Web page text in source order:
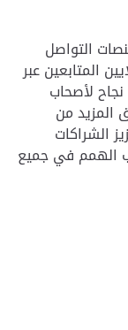
التواصل
المتابعين عبر
لأصحاب
المزيد من
ذلك تعزيز الشراكات
الهمم في جميع